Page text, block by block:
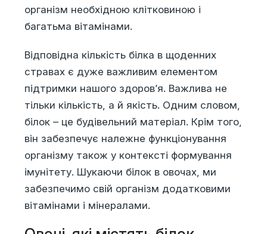
організм необхідною клітковиною і
багатьма вітамінами.
Відповідна кількість білка в щоденних
стравах є дуже важливим елементом
підтримки нашого здоров’я. Важлива не
тільки кількість, а й якість. Одним словом,
білок – це будівельний матеріал. Крім того,
він забезпечує належне функціонування
організму також у контексті формування
імунітету. Шукаючи білок в овочах, ми
забезпечимо свій організм додатковими
вітамінами і мінералами.